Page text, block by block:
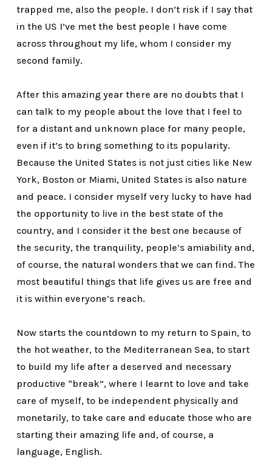
trapped me, also the people. I don’t risk if I say that
in the US I’ve met the best people I have come
across throughout my life, whom I consider my
second family.
After this amazing year there are no doubts that I
can talk to my people about the love that I feel to
for a distant and unknown place for many people,
even if it’s to bring something to its popularity.
Because the United States is not just cities like New
York, Boston or Miami, United States is also nature
and peace. I consider myself very lucky to have had
the opportunity to live in the best state of the
country, and I consider it the best one because of
the security, the tranquility, people’s amiability and,
of course, the natural wonders that we can find. The
most beautiful things that life gives us are free and
it is within everyone’s reach.
Now starts the countdown to my return to Spain, to
the hot weather, to the Mediterranean Sea, to start
to build my life after a deserved and necessary
productive “break”, where I learnt to love and take
care of myself, to be independent physically and
monetarily, to take care and educate those who are
starting their amazing life and, of course, a
language, English.